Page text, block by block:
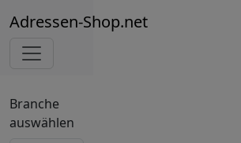
Adressen-Shop.net
Branche
auswählen